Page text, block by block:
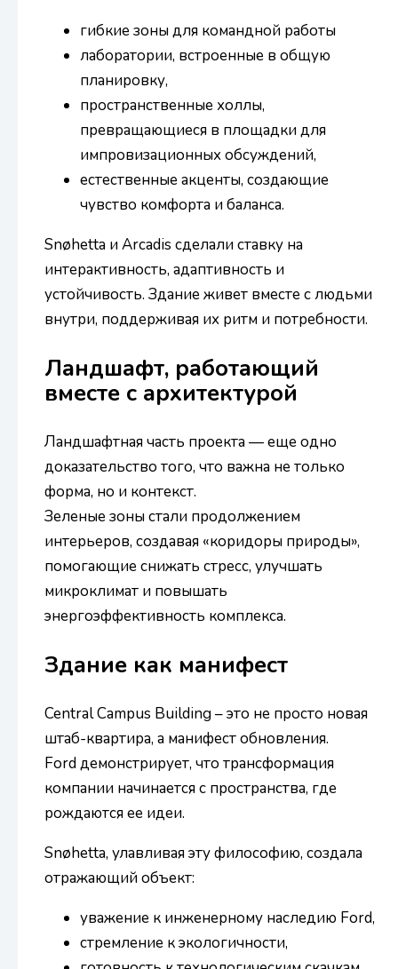
гибкие зоны для командной работы
лаборатории, встроенные в общую
планировку,
пространственные холлы,
превращающиеся в площадки для
импровизационных обсуждений,
естественные акценты, создающие
чувство комфорта и баланса.
Snøhetta и Arcadis сделали ставку на
интерактивность, адаптивность и
устойчивость. Здание живет вместе с людьми
внутри, поддерживая их ритм и потребности.
Ландшафт, работающий
вместе с архитектурой
Ландшафтная часть проекта — еще одно
доказательство того, что важна не только
форма, но и контекст.
Зеленые зоны стали продолжением
интерьеров, создавая «коридоры природы»,
помогающие снижать стресс, улучшать
микроклимат и повышать
энергоэффективность комплекса.
Здание как манифест
Central Campus Building – это не просто новая
штаб-квартира, а манифест обновления.
Ford демонстрирует, что трансформация
компании начинается с пространства, где
рождаются ее идеи.
Snøhetta, улавливая эту философию, создала
отражающий объект:
уважение к инженерному наследию Ford,
стремление к экологичности,